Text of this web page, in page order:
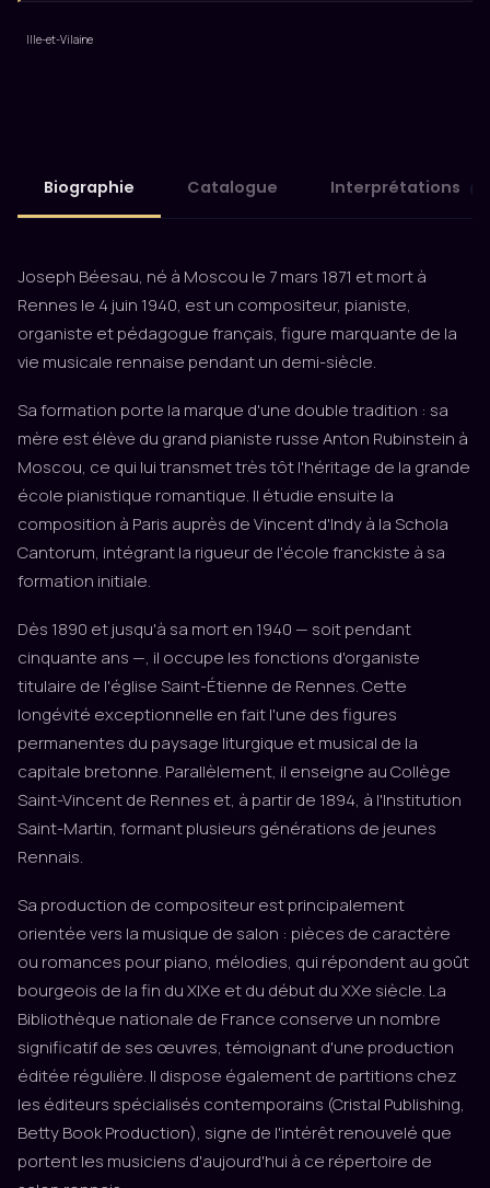
Ille-et-Vilaine
Biographie Catalogue Interprétations
Joseph Béesau, né à Moscou le 7 mars 1871 et mort à
Rennes le 4 juin 1940, est un compositeur, pianiste,
organiste et pédagogue français, figure marquante de la
vie musicale rennaise pendant un demi-siècle.
Sa formation porte la marque d'une double tradition : sa
mère est élève du grand pianiste russe Anton Rubinstein à
Moscou, ce qui lui transmet très tôt l'héritage de la grande
école pianistique romantique. Il étudie ensuite la
composition à Paris auprès de Vincent d'Indy à la Schola
Cantorum, intégrant la rigueur de l'école franckiste à sa
formation initiale.
Dès 1890 et jusqu'à sa mort en 1940 — soit pendant
cinquante ans —, il occupe les fonctions d'organiste
titulaire de l'église Saint-Étienne de Rennes. Cette
longévité exceptionnelle en fait l'une des figures
permanentes du paysage liturgique et musical de la
capitale bretonne. Parallèlement, il enseigne au Collège
Saint-Vincent de Rennes et, à partir de 1894, à l'Institution
Saint-Martin, formant plusieurs générations de jeunes
Rennais.
Sa production de compositeur est principalement
orientée vers la musique de salon : pièces de caractère
ou romances pour piano, mélodies, qui répondent au goût
bourgeois de la fin du XIXe et du début du XXe siècle. La
Bibliothèque nationale de France conserve un nombre
significatif de ses œuvres, témoignant d'une production
éditée régulière. Il dispose également de partitions chez
les éditeurs spécialisés contemporains (Cristal Publishing,
Betty Book Production), signe de l'intérêt renouvelé que
portent les musiciens d'aujourd'hui à ce répertoire de